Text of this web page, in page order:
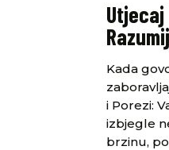
Utjecaj
Kada
i Porezi:
izbjegle
brzinu,